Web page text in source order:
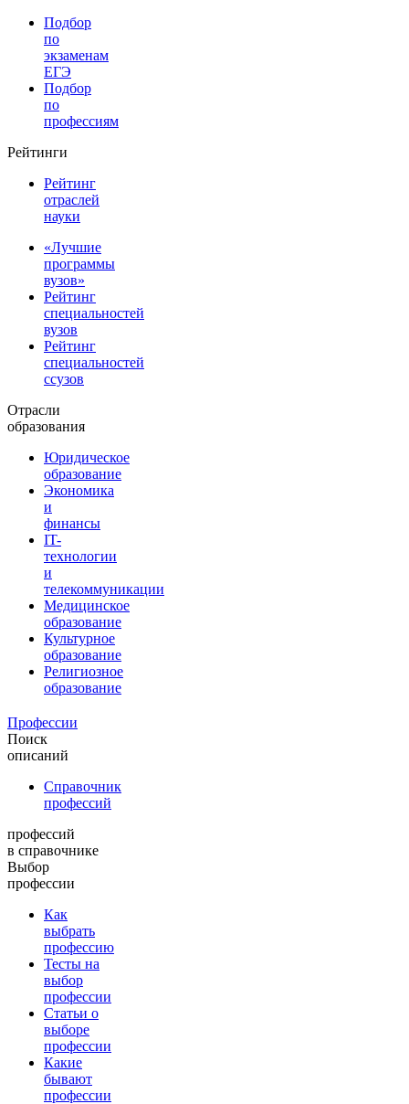
Подбор
по
экзаменам
ЕГЭ
Подбор
по
профессиям
Рейтинги
Рейтинг
отраслей
науки
«Лучшие
программы
вузов»
Рейтинг
специальностей
вузов
Рейтинг
специальностей
ссузов
Отрасли
образования
Юридическое
образование
Экономика
и
финансы
IT-
технологии
и
телекоммуникации
Медицинское
образование
Культурное
образование
Религиозное
образование
Профессии
Поиск
описаний
Справочник
профессий
профессий
в справочнике
Выбор
профессии
Как
выбрать
профессию
Тесты на
выбор
профессии
Статьи о
выборе
профессии
Какие
бывают
профессии